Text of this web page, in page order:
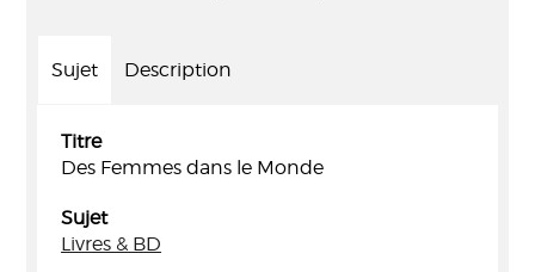
Sujet Description
Titre
Des Femmes dans le Monde
Sujet
Livres & BD